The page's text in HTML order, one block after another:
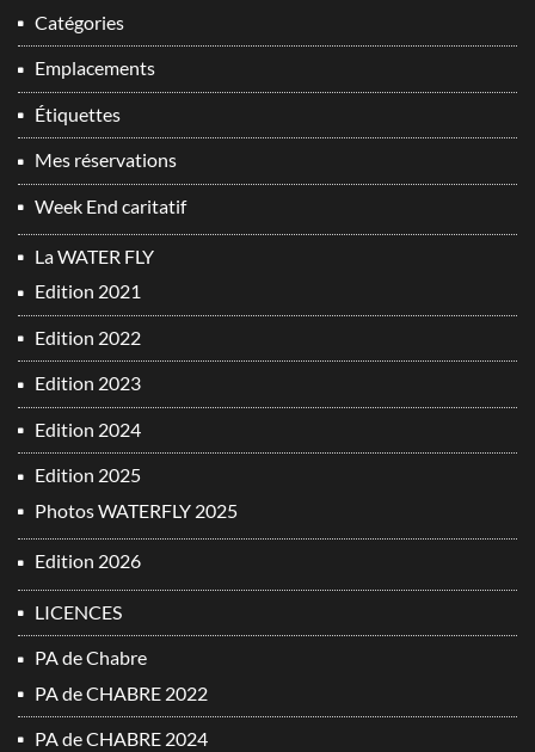
Catégories
Emplacements
Étiquettes
Mes réservations
Week End caritatif
La WATER FLY
Edition 2021
Edition 2022
Edition 2023
Edition 2024
Edition 2025
Photos WATERFLY 2025
Edition 2026
LICENCES
PA de Chabre
PA de CHABRE 2022
PA de CHABRE 2024